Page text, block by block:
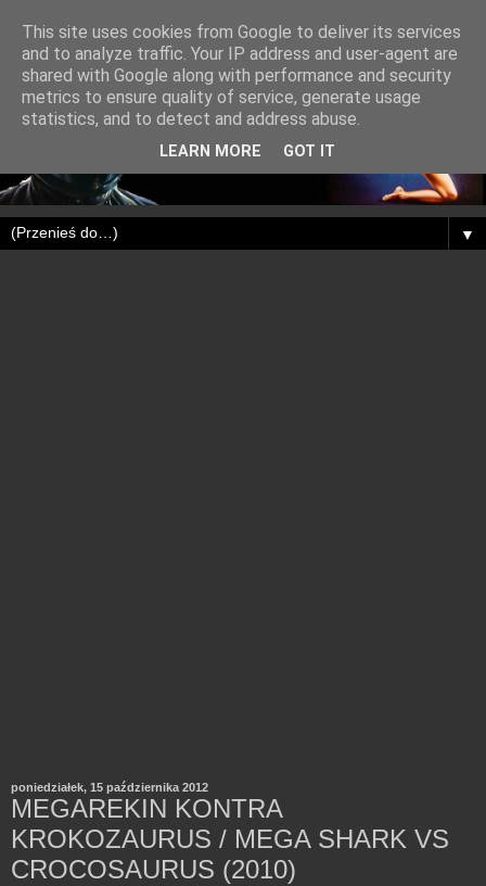
▼
poniedziałek, 15 października 2012
MEGAREKIN KONTRA
KROKOZAURUS / MEGA SHARK VS
CROCOSAURUS (2010)
This site uses cookies from Google to deliver its services
and to analyze traffic. Your IP address and user-agent are
shared with Google along with performance and security
metrics to ensure quality of service, generate usage
statistics, and to detect and address abuse.
LEARN MORE GOT IT